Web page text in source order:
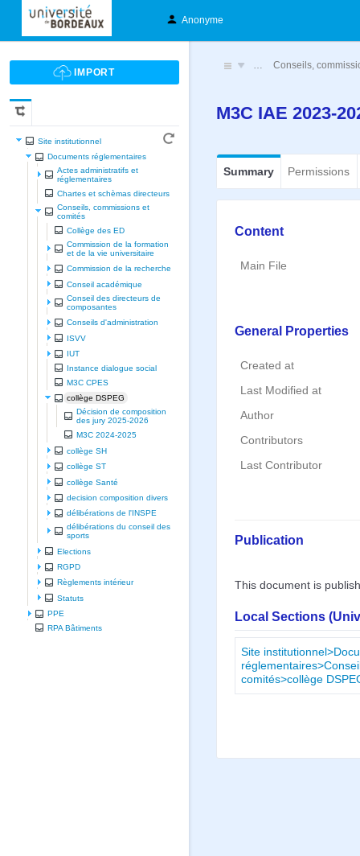
Anonyme
Site institutionnel
Documents réglementaires
Actes administratifs et
réglementaires
Chartes et schèmas directeurs
Conseils, commissions et
comités
Collège des ED
Commission de la formation
et de la vie universitaire
Commission de la recherche
Conseil académique
Conseil des directeurs de
composantes
Conseils d'administration
ISVV
IUT
Instance dialogue social
M3C CPES
collège DSPEG
Décision de composition
des jury 2025-2026
M3C 2024-2025
collège SH
collège ST
collège Santé
decision composition divers
délibérations de l'INSPE
délibérations du conseil des
sports
Elections
RGPD
Règlements intérieur
Statuts
PPE
RPA Bâtiments
… Conseils,
M3C IAE 2023-
Summary Permissions
Content
Main File
General Properties
Created at
Last Modified at
Author
Contributors
Last Contributor
Publication
This document is
Local Sections
Site
comités>collège